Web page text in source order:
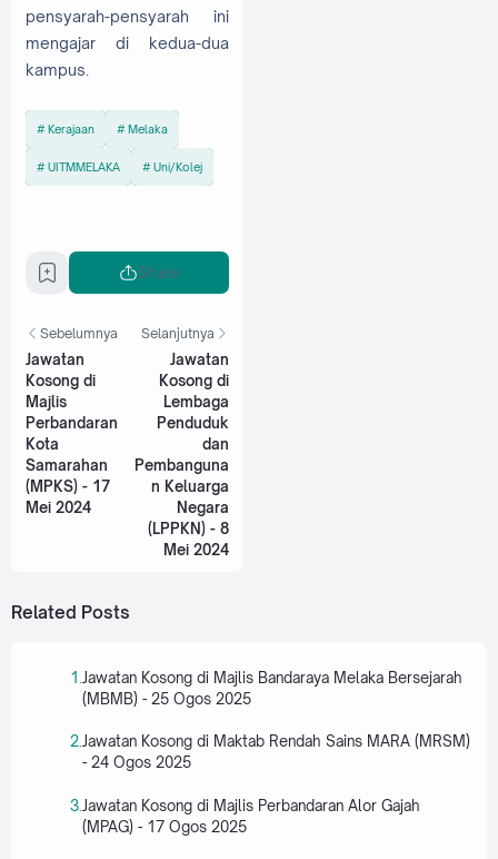
pensyarah-pensyarah ini
mengajar di kedua-dua
kampus.
Kerajaan Melaka
UITMMELAKA Uni/Kolej
Share
Sebelumnya
Jawatan
Kosong di
Majlis
Perbandaran
Kota
Samarahan
(MPKS) - 17
Mei 2024
Selanjutnya
Jawatan
Kosong di
Lembaga
Penduduk
dan
Pembanguna
n Keluarga
Negara
(LPPKN) - 8
Mei 2024
Related Posts
Jawatan Kosong di Majlis Bandaraya Melaka Bersejarah
(MBMB) - 25 Ogos 2025
Jawatan Kosong di Maktab Rendah Sains MARA (MRSM)
- 24 Ogos 2025
Jawatan Kosong di Majlis Perbandaran Alor Gajah
(MPAG) - 17 Ogos 2025